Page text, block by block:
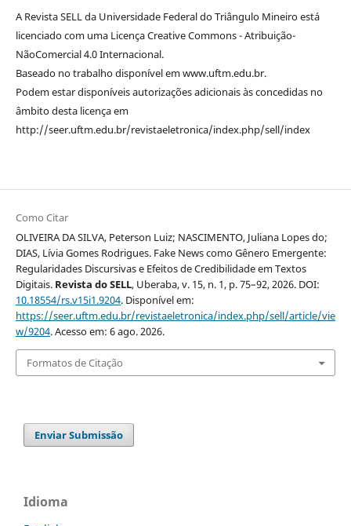
A Revista SELL da Universidade Federal do Triângulo Mineiro está
licenciado com uma Licença Creative Commons - Atribuição-
NãoComercial 4.0 Internacional.
Baseado no trabalho disponível em www.uftm.edu.br.
Podem estar disponíveis autorizações adicionais às concedidas no
âmbito desta licença em
http://seer.uftm.edu.br/revistaeletronica/index.php/sell/index
Como Citar
OLIVEIRA DA SILVA, Peterson Luiz; NASCIMENTO, Juliana Lopes do;
DIAS, Lívia Gomes Rodrigues. Fake News como Gênero Emergente:
Regularidades Discursivas e Efeitos de Credibilidade em Textos
Digitais. Revista do SELL, Uberaba, v. 15, n. 1, p. 75–92, 2026. DOI:
10.18554/rs.v15i1.9204. Disponível em:
https://seer.uftm.edu.br/revistaeletronica/index.php/sell/article/vie
w/9204. Acesso em: 6 ago. 2026.
Formatos de Citação
Enviar Submissão
Idioma